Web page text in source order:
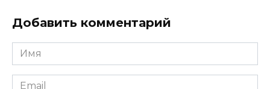
Добавить комментарий
Имя
*
Email